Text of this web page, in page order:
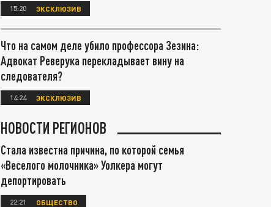
15:20 ЭКСКЛЮЗИВ
Что на самом деле убило профессора Зезина:
Адвокат Реверука перекладывает вину на
следователя?
14:24 ЭКСКЛЮЗИВ
НОВОСТИ РЕГИОНОВ
Стала известна причина, по которой семья
«Веселого молочника» Уолкера могут
депортировать
22:21 ОБЩЕСТВО